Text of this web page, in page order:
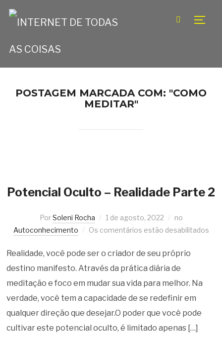
POSTAGEM MARCADA COM: "COMO
MEDITAR"
Potencial Oculto – Realidade Parte 2
PorSoleni Rocha 1 de agosto, 2022
no
Autoconhecimento
Os comentários estão desabilitados
Realidade, você pode ser o criador de seu próprio
destino manifesto. Através da prática diária de
meditação e foco em mudar sua vida para melhor. Na
verdade, você tem a capacidade de se redefinir em
qualquer direção que desejar.O poder que você pode
cultivar este potencial oculto, é limitado apenas […]